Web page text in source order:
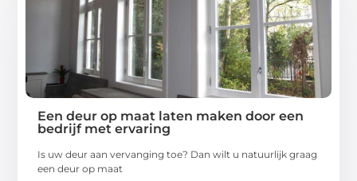
Een deur op maat laten maken door een
bedrijf met ervaring
Is uw deur aan vervanging toe? Dan wilt u natuurlijk graag
een deur op maat